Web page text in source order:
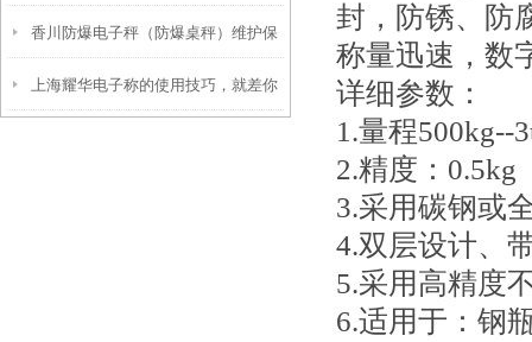
香川防爆电子秤（防爆桌秤）维护保
养
上海耀华电子称的使用技巧，就差你
封，防锈、防
称量迅速，数
详细参数：
1.量程500kg--
2.精度：0.5kg
3.采用碳钢或
4.双层设计、
5.采用高精度
6.适用于：钢